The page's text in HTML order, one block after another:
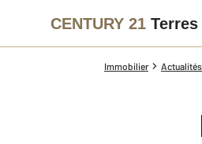
CENTURY 21
Immobilier